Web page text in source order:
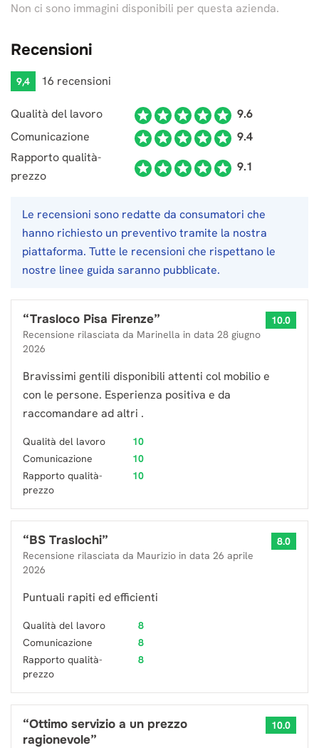
Non ci sono immagini disponibili per questa azienda.
Recensioni
9,4 16 recensioni
Qualità del lavoro
9.6
Comunicazione
9.4
Rapporto qualità-
prezzo
9.1
Le recensioni sono redatte da consumatori che
hanno richiesto un preventivo tramite la nostra
piattaforma. Tutte le recensioni che rispettano le
nostre linee guida saranno pubblicate.
“Trasloco Pisa Firenze”
Recensione rilasciata da Marinella in data 28 giugno
2026
10.0
Bravissimi gentili disponibili attenti col mobilio e
con le persone. Esperienza positiva e da
raccomandare ad altri .
Qualità del lavoro
10
Comunicazione
10
Rapporto qualità-
prezzo
10
“BS Traslochi”
Recensione rilasciata da Maurizio in data 26 aprile
2026
8.0
Puntuali rapiti ed efficienti
Qualità del lavoro
8
Comunicazione
8
Rapporto qualità-
prezzo
8
“Ottimo servizio a un prezzo
ragionevole”
10.0